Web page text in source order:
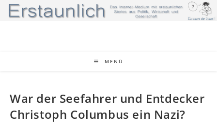
MENÜ
War der Seefahrer und Entdecker
Christoph Columbus ein Nazi?